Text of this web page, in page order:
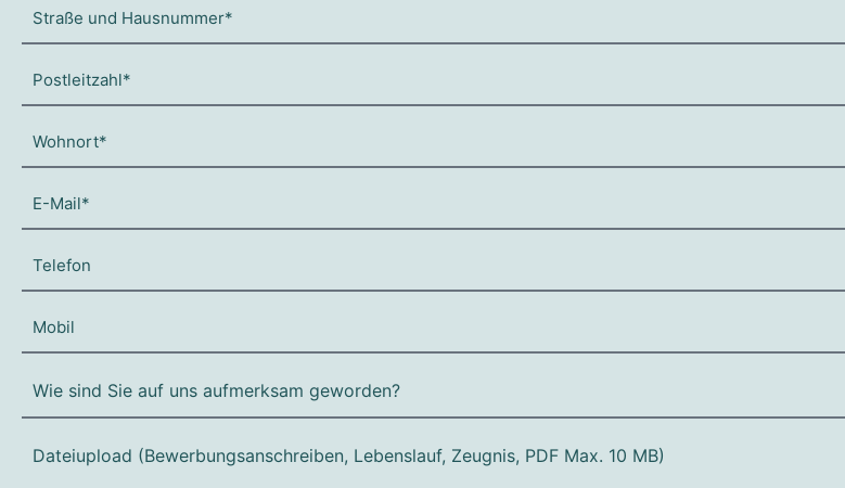
Dateiupload (Bewerbungsanschreiben, Lebenslauf, Zeugnis, PDF Max. 10 MB)